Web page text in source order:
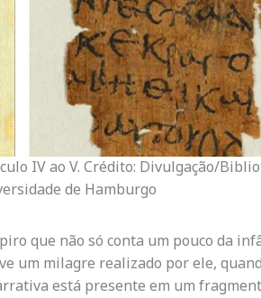
IV ao V. Crédito: Divulgação/
de Hamburgo
que não só conta um pouco da
um milagre realizado por ele,
está presente em um